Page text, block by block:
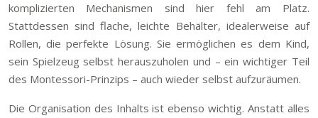
komplizierten Mechanismen sind hier fehl am Platz.
Stattdessen sind flache, leichte Behälter, idealerweise auf
Rollen, die perfekte Lösung. Sie ermöglichen es dem Kind,
sein Spielzeug selbst herauszuholen und – ein wichtiger Teil
des Montessori-Prinzips – auch wieder selbst aufzuräumen.
Die Organisation des Inhalts ist ebenso wichtig. Anstatt alles